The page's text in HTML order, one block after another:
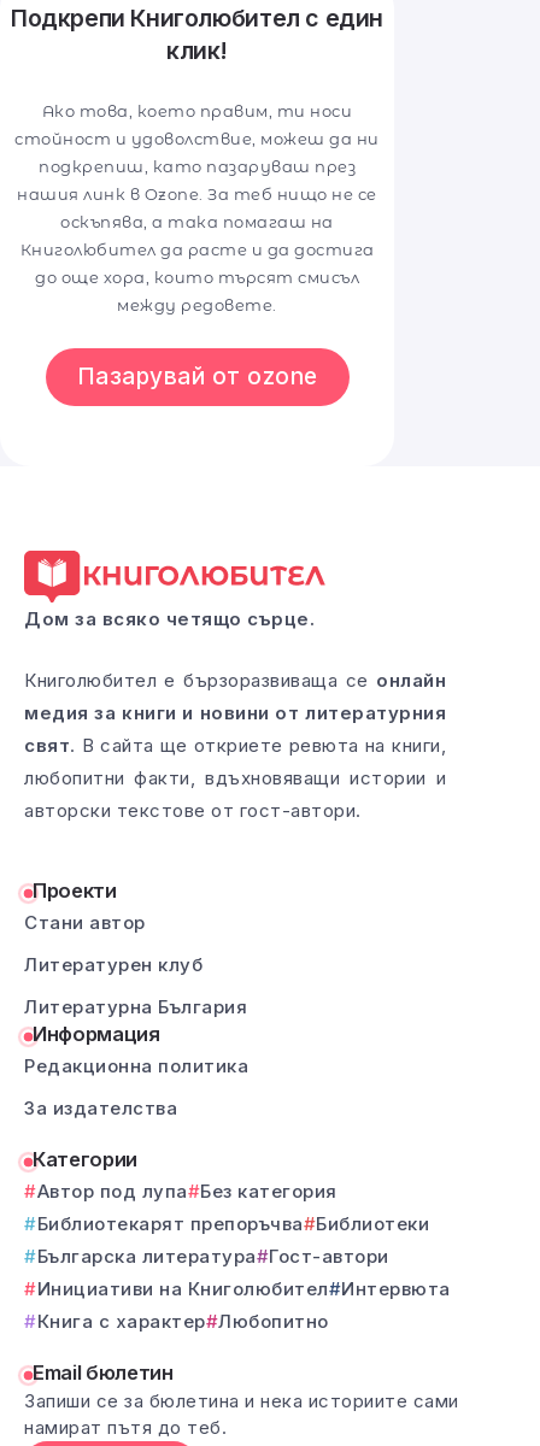
Подкрепи Книголюбител с един
клик!
Ако това, което правим, ти носи
стойност и удоволствие, можеш да ни
подкрепиш, като пазаруваш през
нашия линк в Ozone. За теб нищо не се
оскъпява, а така помагаш на
Книголюбител да расте и да достига
до още хора, които търсят смисъл
между редовете.
Пазарувай от ozone
Дом за всяко четящо сърце.
Книголюбител е бързоразвиваща се онлайн
медия за книги и новини от литературния
свят. В сайта ще откриете ревюта на книги,
любопитни факти, вдъхновяващи истории и
авторски текстове от гост-автори.
Проекти
Стани автор
Литературен клуб
Литературна България
Информация
Редакционна политика
За издателства
Категории
Автор под лупа
Без категория
Библиотекарят препоръчва
Библиотеки
Българска литература
Гост-автори
Инициативи на Книголюбител
Интервюта
Книга с характер Любопитно
Email бюлетин
Запиши се за бюлетина и нека историите сами
намират пътя до теб.